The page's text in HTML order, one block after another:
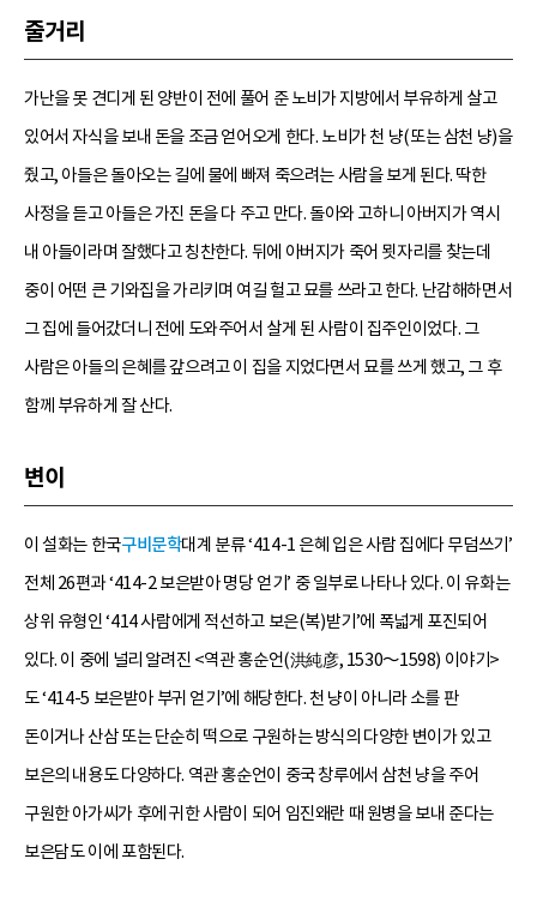
줄거리
가난을 못 견디게 된 양반이 전에 풀어 준 노비가 지방에서 부유하게 살고
있어서 자식을 보내 돈을 조금 얻어오게 한다. 노비가 천 냥(또는 삼천 냥)을
줬고, 아들은 돌아오는 길에 물에 빠져 죽으려는 사람을 보게 된다. 딱한
사정을 듣고 아들은 가진 돈을 다 주고 만다. 돌아와 고하니 아버지가 역시
내 아들이라며 잘했다고 칭찬한다. 뒤에 아버지가 죽어 묏자리를 찾는데
중이 어떤 큰 기와집을 가리키며 여길 헐고 묘를 쓰라고 한다. 난감해하면서
그 집에 들어갔더니 전에 도와주어서 살게 된 사람이 집주인이었다. 그
사람은 아들의 은혜를 갚으려고 이 집을 지었다면서 묘를 쓰게 했고, 그 후
함께 부유하게 잘 산다.
변이
이 설화는 한국구비문학대계 분류 ‘414-1 은혜 입은 사람 집에다 무덤쓰기’
전체 26편과 ‘414-2 보은받아 명당 얻기’ 중 일부로 나타나 있다. 이 유화는
상위 유형인 ‘414 사람에게 적선하고 보은(복)받기’에 폭넓게 포진되어
있다. 이 중에 널리 알려진 <역관 홍순언(洪純彦, 1530～1598) 이야기>
도 ‘414-5 보은받아 부귀 얻기’에 해당한다. 천 냥이 아니라 소를 판
돈이거나 산삼 또는 단순히 떡으로 구원하는 방식의 다양한 변이가 있고
보은의 내용도 다양하다. 역관 홍순언이 중국 창루에서 삼천 냥을 주어
구원한 아가씨가 후에 귀한 사람이 되어 임진왜란 때 원병을 보내 준다는
보은담도 이에 포함된다.